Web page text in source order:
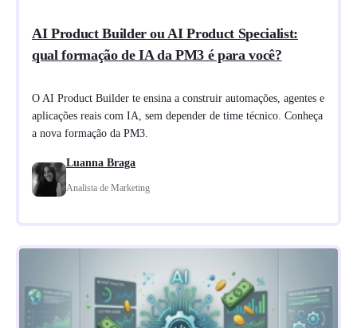
AI Product Builder ou AI Product Specialist:
qual formação de IA da PM3 é para você?
O AI Product Builder te ensina a construir automações, agentes e
aplicações reais com IA, sem depender de time técnico. Conheça
a nova formação da PM3.
Luanna Braga
Analista de Marketing